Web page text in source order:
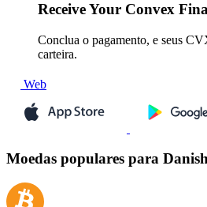
ReceiveYour Convex
Conclua o pagamento, e seus
carteira.
Web
Moedas populares para